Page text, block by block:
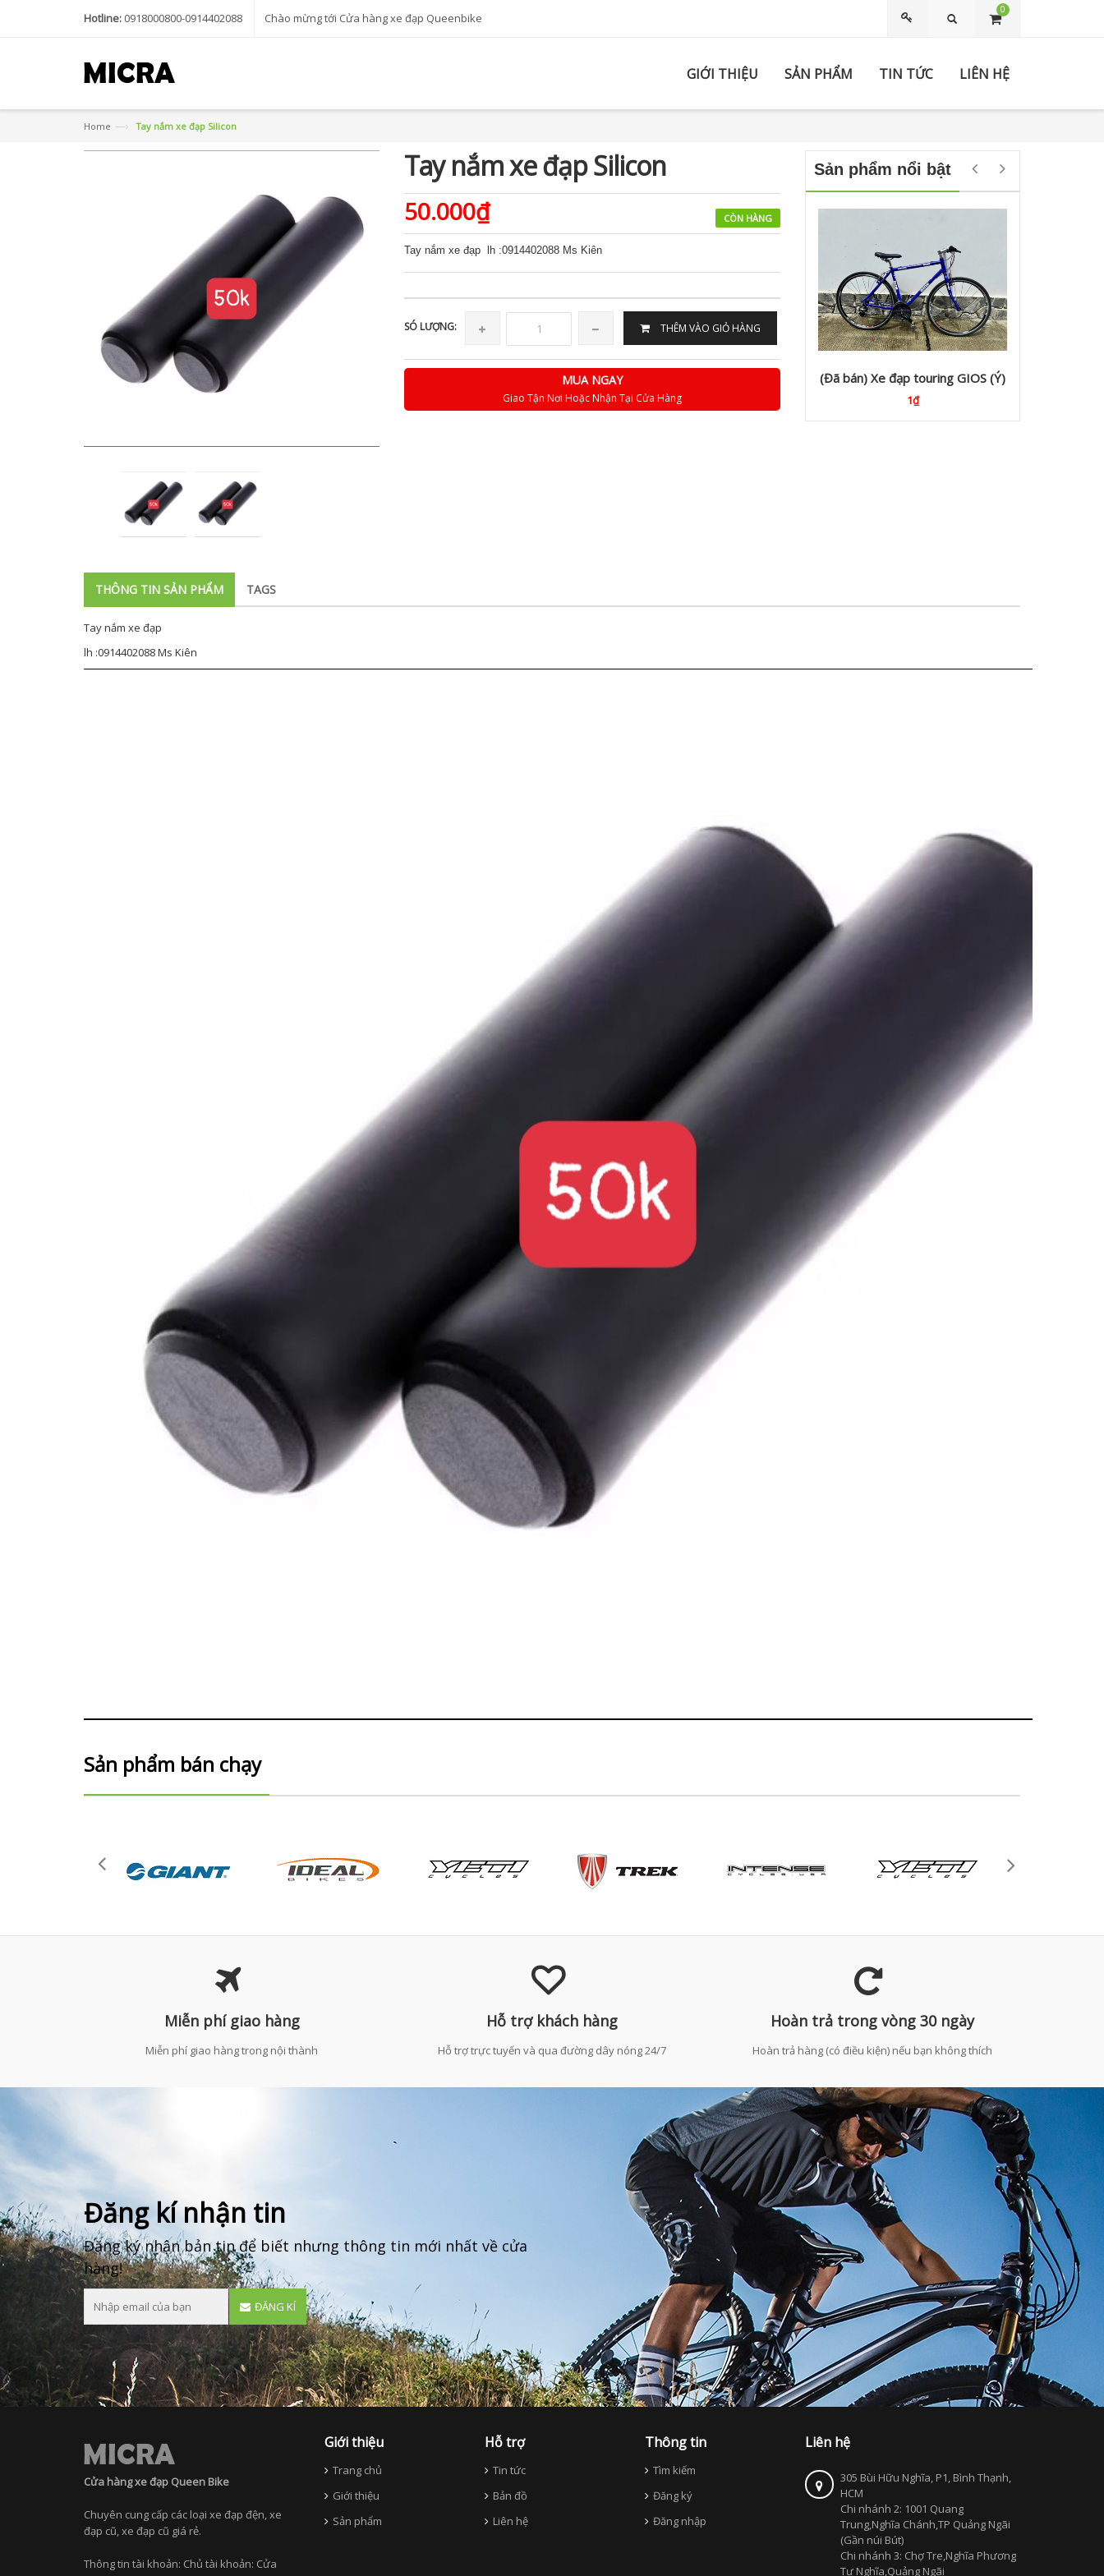
Hotline: 0918000800-0914402088 Chào mừng tới Cửa hàng xe đạp Queenbike
0
Tìm kiếm
GIỚI THIỆU SẢN PHẨM TIN TỨC LIÊN HỆ
Home —› Tay nắm xe đạp Silicon
Tay nắm xe đạp Silicon
CÒN HÀNG
50.000₫
Tay nắm xe đạp lh :0914402088 Ms Kiên
SÓ LƯỢNG: THÊM VÀO GIỎ HÀNG
MUA NGAY
Giao Tận Nơi Hoặc Nhận Tại Cửa Hàng
Sản phẩm nổi bật
(Đã bán) Xe đạp touring GIOS (Ý)
1₫
THÔNG TIN SẢN PHẨM TAGS
Tay nắm xe đạp
lh :0914402088 Ms Kiên
Sản phẩm bán chạy
Miễn phí giao hàng
Miễn phí giao hàng trong nội thành
Hỗ trợ khách hàng
Hỗ trợ trực tuyến và qua đường dây nóng 24/7
Hoàn trả trong vòng 30 ngày
Hoàn trả hàng (có điều kiện) nếu bạn không thích
Đăng kí nhận tin
Đăng ký nhận bản tin để biết nhưng thông tin mới nhất về cửa
hàng!
ĐĂNG KÍ
Cửa hàng xe đạp Queen Bike
Chuyên cung cấp các loại xe đạp đện, xe
đạp cũ, xe đạp cũ giá rẻ.
Thông tin tài khoản: Chủ tài khoản: Cửa
Giới thiệu
Trang chủ
Giới thiệu
Sản phẩm
Hỗ trợ
Tin tức
Bản đồ
Liên hệ
Thông tin
Tìm kiếm
Đăng ký
Đăng nhập
Liên hệ
305 Bùi Hữu Nghĩa, P1, Bình Thạnh,
HCM
Chi nhánh 2: 1001 Quang
Trung,Nghĩa Chánh,TP Quảng Ngãi
(Gần núi Bút)
Chi nhánh 3: Chợ Tre,Nghĩa Phương
Tư Nghĩa,Quảng Ngãi